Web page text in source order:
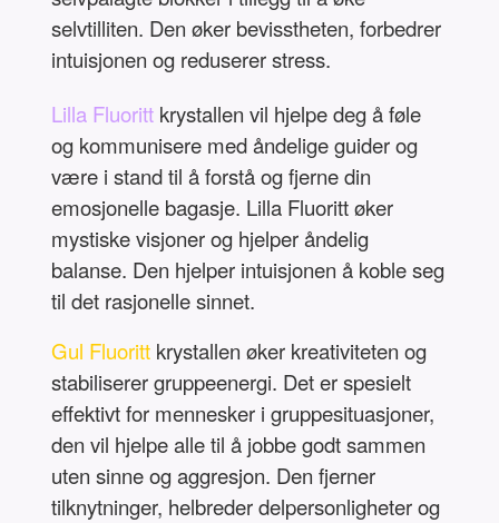
selvtilliten. Den øker bevisstheten, forbedrer
intuisjonen og reduserer stress.
Lilla Fluoritt krystallen vil hjelpe deg å føle
og kommunisere med åndelige guider og
være i stand til å forstå og fjerne din
emosjonelle bagasje. Lilla Fluoritt øker
mystiske visjoner og hjelper åndelig
balanse. Den hjelper intuisjonen å koble seg
til det rasjonelle sinnet.
Gul Fluoritt krystallen øker kreativiteten og
stabiliserer gruppeenergi. Det er spesielt
effektivt for mennesker i gruppesituasjoner,
den vil hjelpe alle til å jobbe godt sammen
uten sinne og aggresjon. Den fjerner
tilknytninger, helbreder delpersonligheter og